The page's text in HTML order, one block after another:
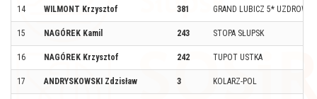
14 WILMONT Krzysztof 381 GRAND LUBICZ 5*
15 NAGÓREK Kamil 243 STOPA SŁUPSK
16 NAGÓREK Krzysztof 242 TUPOT USTKA
17 ANDRYSKOWSKI Zdzisław 3 KOLARZ-POL